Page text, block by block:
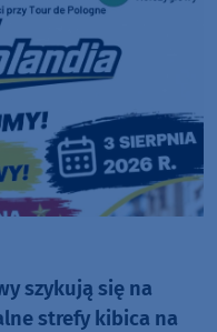
szykują się na
strefy kibica na